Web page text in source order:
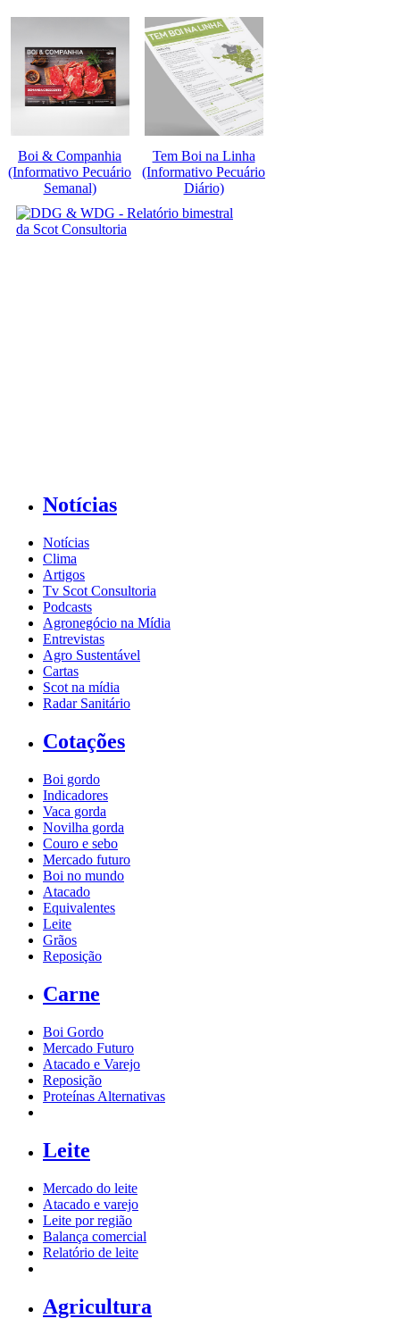
Boi & Companhia
(Informativo Pecuário
Semanal)
Tem Boi na Linha
(Informativo Pecuário
Diário)
Notícias
Notícias
Clima
Artigos
Tv Scot Consultoria
Podcasts
Agronegócio na Mídia
Entrevistas
Agro Sustentável
Cartas
Scot na mídia
Radar Sanitário
Cotações
Boi gordo
Indicadores
Vaca gorda
Novilha gorda
Couro e sebo
Mercado futuro
Boi no mundo
Atacado
Equivalentes
Leite
Grãos
Reposição
Carne
Boi Gordo
Mercado Futuro
Atacado e Varejo
Reposição
Proteínas Alternativas
Leite
Mercado do leite
Atacado e varejo
Leite por região
Balança comercial
Relatório de leite
Agricultura